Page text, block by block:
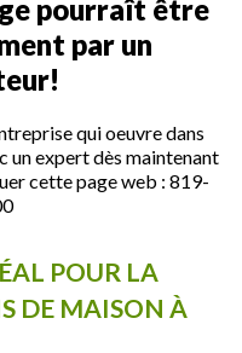
pourraît être
par un
qui oeuvre dans
un expert dès maintenant
cette page web : 819-
POUR LA
DE MAISON À